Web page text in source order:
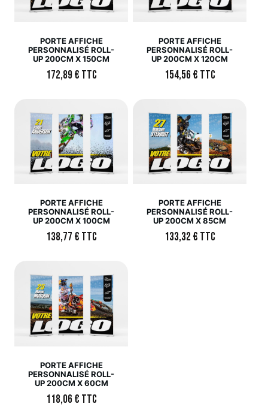
PORTE AFFICHE
PERSONNALISÉ ROLL-
UP 200CM X 150CM
172,89€ TTC
PORTE AFFICHE
PERSONNALISÉ ROLL-
UP 200CM X 120CM
154,56€ TTC
PORTE AFFICHE
PERSONNALISÉ ROLL-
UP 200CM X 100CM
138,77 € TTC
PORTE AFFICHE
PERSONNALISÉ ROLL-
UP 200CM X 85CM
133,32€ TTC
PORTE AFFICHE
PERSONNALISÉ ROLL-
UP 200CM X 60CM
118,06€ TTC